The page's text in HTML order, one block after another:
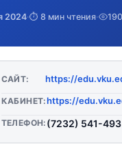
2024·⏱️ 8 мин чтения· 190
САЙТ: https://
КАБИНЕТ:https://
ТЕЛЕФОН: (7232) 541-493